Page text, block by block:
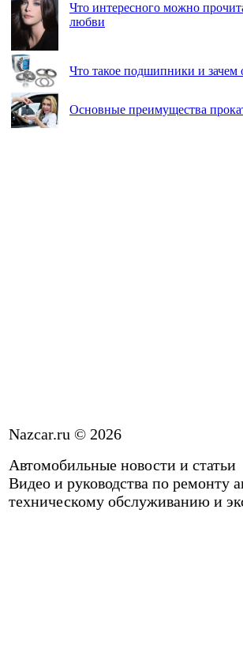
Что интересного можно
любви
Что такое подшипники и
Основные преимущества
Nazcar.ru © 2026
Автомобильные новости и статьи
Видео и руководства по ремонту
техническому обслуживанию и